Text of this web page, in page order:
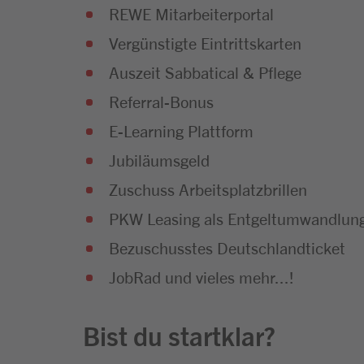
REWE Mitarbeiterportal
Vergünstigte Eintrittskarten
Auszeit Sabbatical & Pflege
Referral-Bonus
E-Learning Plattform
Jubiläumsgeld
Zuschuss Arbeitsplatzbrillen
PKW Leasing als
Bezuschusstes Deutschlandticket
JobRad und vieles mehr...!
Bist du startklar?